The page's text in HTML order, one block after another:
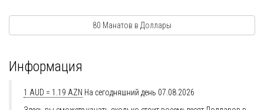
80 Манатов в Доллары
Информация
1 AUD = 1.19 AZN На сегодняшний день 07.08.2026